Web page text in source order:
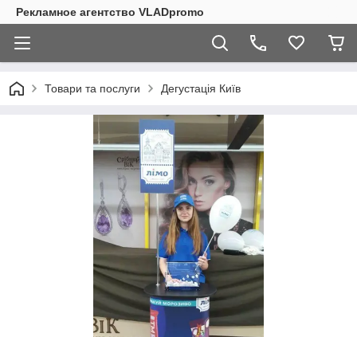
Рекламное агентство VLADpromo
Товари та послуги Дегустація Київ